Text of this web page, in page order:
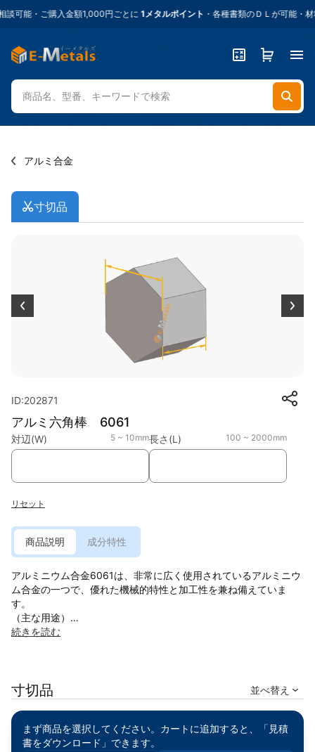
可能・ご購入金額1,000円ごとに1メタルポイント・各種書類のＤＬが可能・材
アルミ合金
寸切品
ID:202871
アルミ六角棒 6061
対辺(W) 5 ~ 10mm長さ(L) 100 ~ 2000mm
リセット
商品説明 成分特性
アルミニウム合金6061は、非常に広く使用されているアルミニウ
ム合金の一つで、優れた機械的特性と加工性を兼ね備えていま
す。
（主な用途）
航空機部品
建築構造材
船舶部品
スポーツ用品（カヤック、登山用具など）
続きを読む
寸切品 並べ替え
まず商品を選択してください。カートに追加すると、「見積
書をダウンロード」できます。